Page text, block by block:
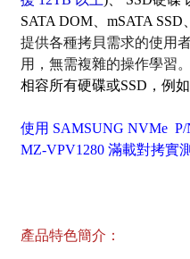
SATA DOM、mSATA SSD
提供各種拷貝需求的使用
用，無需複雜的操作學習。
相容所有硬碟或SSD，例
使用 SAMSUNG NVMe
MZ-VPV1280 滿載對拷實
產品特色簡介：